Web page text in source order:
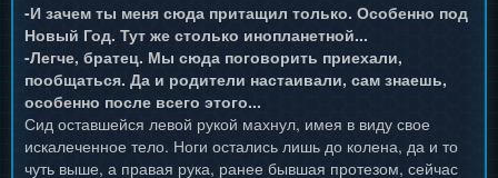
-И зачем ты меня сюда притащил только. Особенно под
Новый Год. Тут же столько инопланетной...
-Легче, братец. Мы сюда поговорить приехали,
пообщаться. Да и родители настаивали, сам знаешь,
особенно после всего этого...
Сид оставшейся левой рукой махнул, имея в виду свое
искалеченное тело. Ноги остались лишь до колена, да и то
чуть выше, а правая рука, ранее бывшая протезом, сейчас